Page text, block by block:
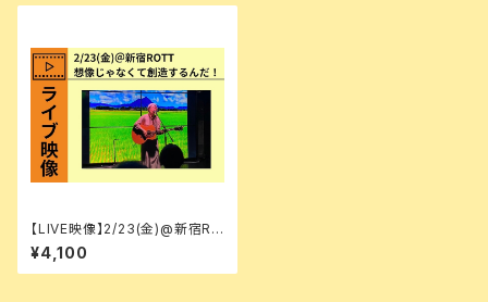
【LIVE映像】2/23(金)@新宿RO
TT [マンスリーワンマン(2月
回)]想像じゃなくて創造するん
だ！
¥4,100